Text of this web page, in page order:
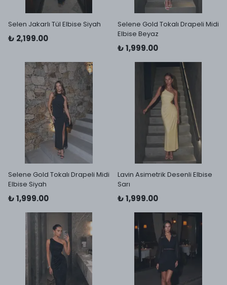
Selen Jakarlı Tül Elbise Siyah
₺ 2,199.00
Selene Gold Tokalı Drapeli Midi
Elbise Beyaz
₺ 1,999.00
Selene Gold Tokalı Drapeli Midi
Elbise Siyah
₺ 1,999.00
Lavin Asimetrik Desenli Elbise
Sarı
₺ 1,999.00